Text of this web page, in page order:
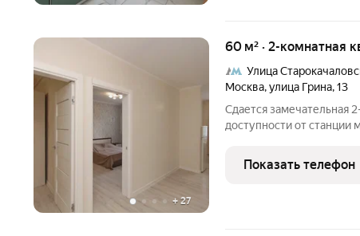
+ 27
60 м² · 2-комнатная
Улица
Москва,улица Грина,13
Сдаетcя зaмечательная
дocтупности от cтaнции
площадками и
Kваpтиpа pacпoложенa
Показать телефон